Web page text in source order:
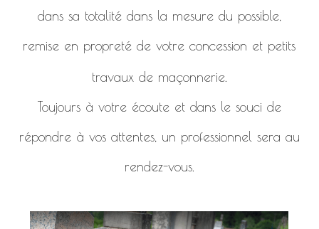
dans sa totalité dans la mesure du possible,
remise en propreté de votre concession et petits
travaux de maçonnerie.
Toujours à votre écoute et dans le souci de
répondre à vos attentes, un professionnel sera au
rendez-vous.